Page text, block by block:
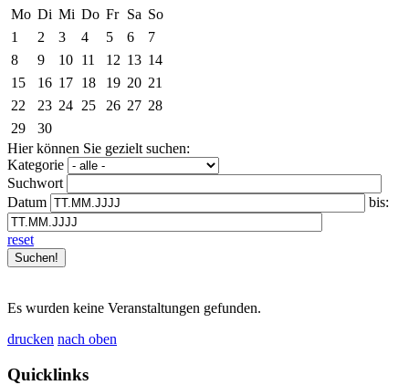
Mo Di Mi Do Fr Sa So
1
2 3 4 5 6
7
8
9 10 11 12 13 14
15
16 17 18 19 20 21
22
23 24 25 26 27 28
29
30
Hier können Sie gezielt suchen:
Kategorie
Suchwort
Datum
bis:
reset
Es wurden keine Veranstaltungen gefunden.
drucken nach oben
Quicklinks